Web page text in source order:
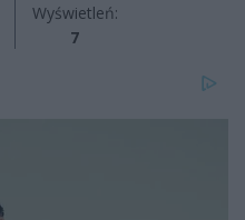
Wyświetleń:
7